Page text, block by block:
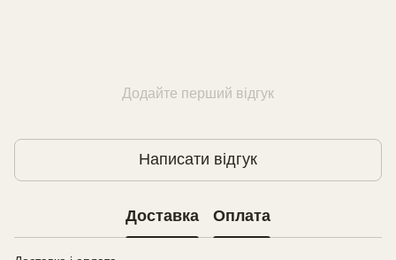
Додайте перший відгук
Написати відгук
Доставка Оплата